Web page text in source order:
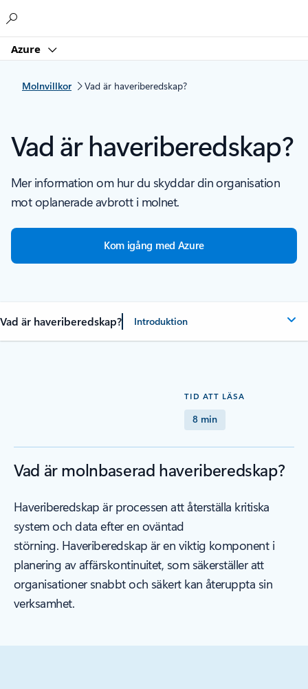
Azure
Molnvillkor Vad är haveriberedskap?
Vad är haveriberedskap?
Mer information om hur du skyddar din organisation
mot oplanerade avbrott i molnet.
Kom igång med Azure
Vad är haveriberedskap? Introduktion
TID ATT LÄSA
8 min
Vad är molnbaserad haveriberedskap?
Haveriberedskap är processen att återställa kritiska
system och data efter en oväntad
störning. Haveriberedskap är en viktig komponent i
planering av affärskontinuitet, som säkerställer att
organisationer snabbt och säkert kan återuppta sin
verksamhet.